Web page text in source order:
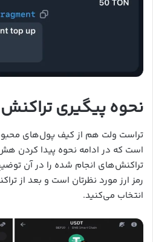
نحوه پیگیری
تراست ولت هم از کیف پول‌های
است که در ادامه نحوه پیدا کردن
تراکنش‌های انجام شده را در آن
رمز ارز مورد نظرتان است و بعد از
انتخاب می‌کنید.